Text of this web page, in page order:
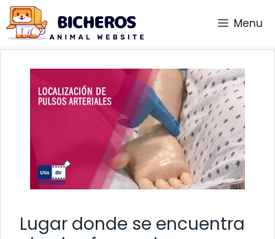
Saltar
al
contenido
Menu
Lugar donde se encuentra